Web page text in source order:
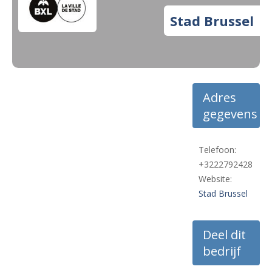
Stad Brussel
Adres
gegevens
Telefoon:
+3222792428
Website:
Stad Brussel
Deel dit
bedrijf